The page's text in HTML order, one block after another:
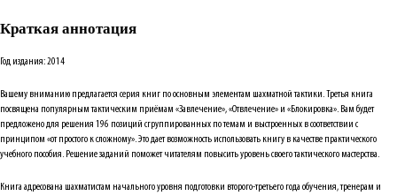
Краткая аннотация
Год издания: 2014
Вашему вниманию предлагается серия книг по основным элементам шахматной тактики. Третья книга
посвящена популярным тактическим приёмам «Завлечение», «Отвлечение» и «Блокировка». Вам будет
предложено для решения 196 позиций сгруппированных по темам и выстроенных в соответствии с
принципом «от простого к сложному». Это дает возможность использовать книгу в качестве практического
учебного пособия. Решение заданий поможет читателям повысить уровень своего тактического мастерства.
Книга адресована шахматистам начального уровня подготовки второго-третьего года обучения, тренерам и